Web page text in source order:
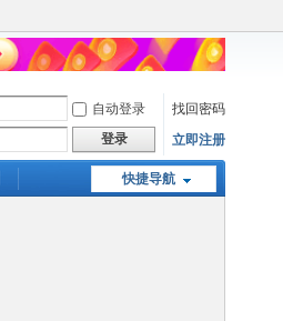
自动登录
找回密码
登录 立即注册
快捷导航